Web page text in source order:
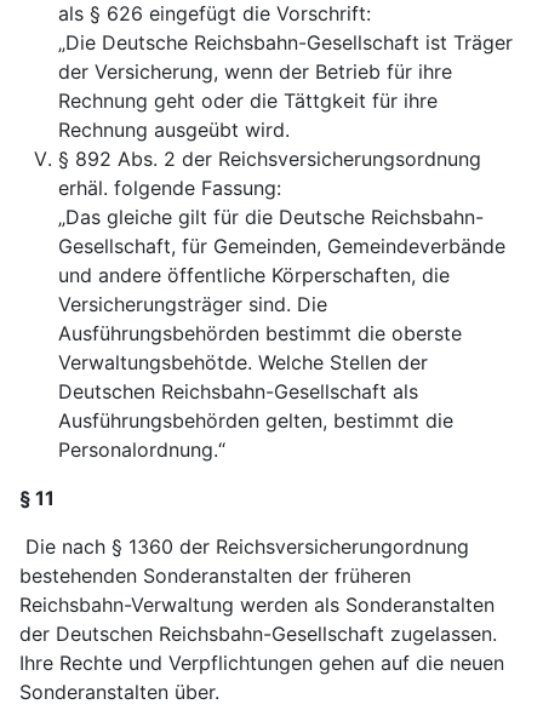
als § 626 eingefügt die Vorschrift:
„Die Deutsche Reichsbahn-Gesellschaft ist Träger
der Versicherung, wenn der Betrieb für ihre
Rechnung geht oder die Tättgkeit für ihre
Rechnung ausgeübt wird.
§ 892 Abs. 2 der Reichsversicherungsordnung
erhäl. folgende Fassung:
„Das gleiche gilt für die Deutsche Reichsbahn-
Gesellschaft, für Gemeinden, Gemeindeverbände
und andere öffentliche Körperschaften, die
Versicherungsträger sind. Die
Ausführungsbehörden bestimmt die oberste
Verwaltungsbehötde. Welche Stellen der
Deutschen Reichsbahn-Gesellschaft als
Ausführungsbehörden gelten, bestimmt die
Personalordnung.“
§ 11
Die nach § 1360 der Reichsversicherungordnung
bestehenden Sonderanstalten der früheren
Reichsbahn-Verwaltung werden als Sonderanstalten
der Deutschen Reichsbahn-Gesellschaft zugelassen.
Ihre Rechte und Verpflichtungen gehen auf die neuen
Sonderanstalten über.